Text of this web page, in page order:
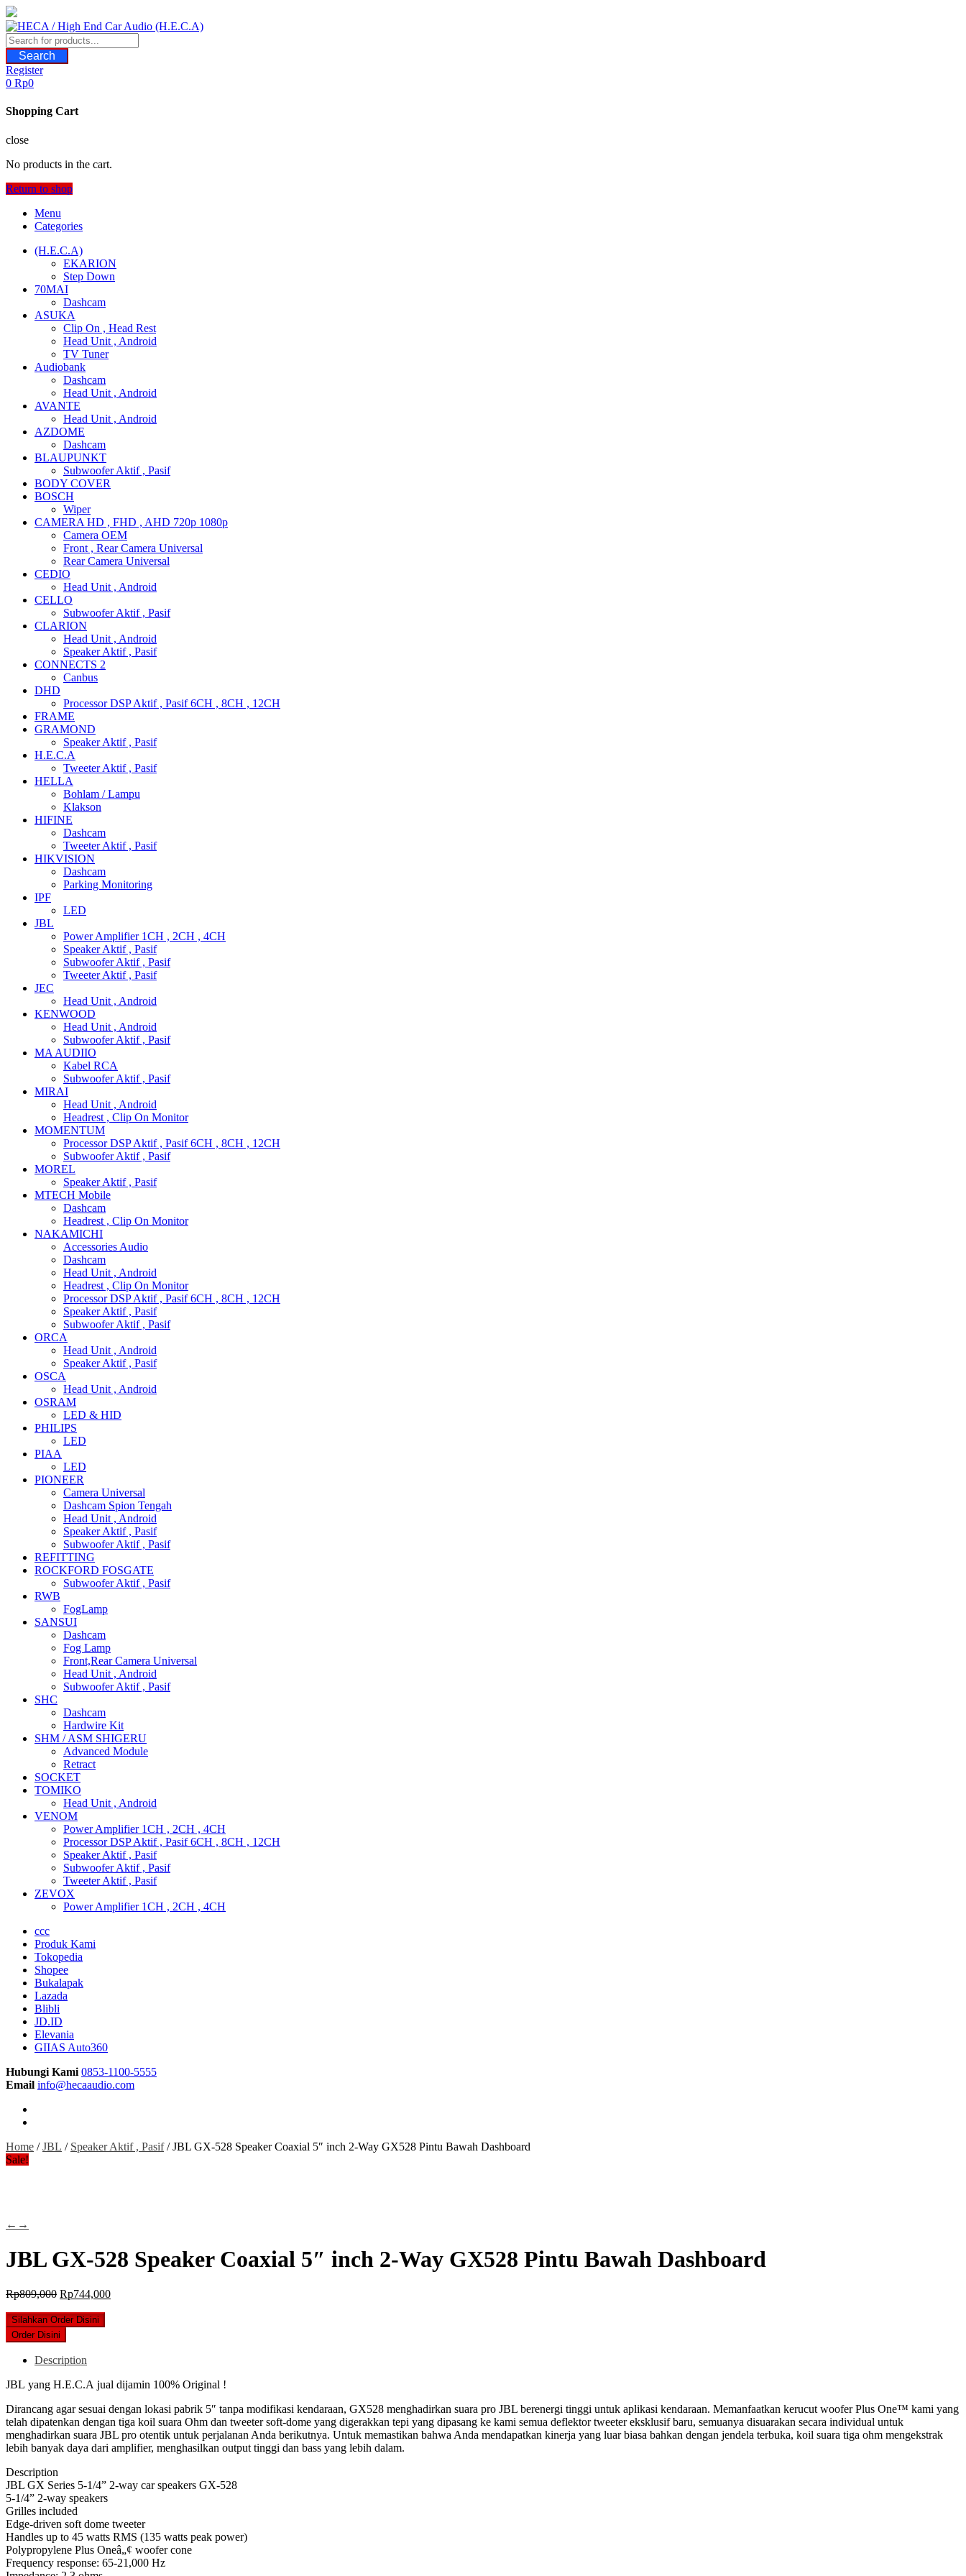
Skip
to
content
Search
Register
0 Rp0
Shopping Cart
close
No products in the cart.
Return to shop
Menu
Categories
(H.E.C.A)
EKARION
Step Down
70MAI
Dashcam
ASUKA
Clip On , Head Rest
Head Unit , Android
TV Tuner
Audiobank
Dashcam
Head Unit , Android
AVANTE
Head Unit , Android
AZDOME
Dashcam
BLAUPUNKT
Subwoofer Aktif , Pasif
BODY COVER
BOSCH
Wiper
CAMERA HD , FHD , AHD 720p 1080p
Camera OEM
Front , Rear Camera Universal
Rear Camera Universal
CEDIO
Head Unit , Android
CELLO
Subwoofer Aktif , Pasif
CLARION
Head Unit , Android
Speaker Aktif , Pasif
CONNECTS 2
Canbus
DHD
Processor DSP Aktif , Pasif 6CH , 8CH , 12CH
FRAME
GRAMOND
Speaker Aktif , Pasif
H.E.C.A
Tweeter Aktif , Pasif
HELLA
Bohlam / Lampu
Klakson
HIFINE
Dashcam
Tweeter Aktif , Pasif
HIKVISION
Dashcam
Parking Monitoring
IPF
LED
JBL
Power Amplifier 1CH , 2CH , 4CH
Speaker Aktif , Pasif
Subwoofer Aktif , Pasif
Tweeter Aktif , Pasif
JEC
Head Unit , Android
KENWOOD
Head Unit , Android
Subwoofer Aktif , Pasif
MA AUDIIO
Kabel RCA
Subwoofer Aktif , Pasif
MIRAI
Head Unit , Android
Headrest , Clip On Monitor
MOMENTUM
Processor DSP Aktif , Pasif 6CH , 8CH , 12CH
Subwoofer Aktif , Pasif
MOREL
Speaker Aktif , Pasif
MTECH Mobile
Dashcam
Headrest , Clip On Monitor
NAKAMICHI
Accessories Audio
Dashcam
Head Unit , Android
Headrest , Clip On Monitor
Processor DSP Aktif , Pasif 6CH , 8CH , 12CH
Speaker Aktif , Pasif
Subwoofer Aktif , Pasif
ORCA
Head Unit , Android
Speaker Aktif , Pasif
OSCA
Head Unit , Android
OSRAM
LED & HID
PHILIPS
LED
PIAA
LED
PIONEER
Camera Universal
Dashcam Spion Tengah
Head Unit , Android
Speaker Aktif , Pasif
Subwoofer Aktif , Pasif
REFITTING
ROCKFORD FOSGATE
Subwoofer Aktif , Pasif
RWB
FogLamp
SANSUI
Dashcam
Fog Lamp
Front,Rear Camera Universal
Head Unit , Android
Subwoofer Aktif , Pasif
SHC
Dashcam
Hardwire Kit
SHM / ASM SHIGERU
Advanced Module
Retract
SOCKET
TOMIKO
Head Unit , Android
VENOM
Power Amplifier 1CH , 2CH , 4CH
Processor DSP Aktif , Pasif 6CH , 8CH , 12CH
Speaker Aktif , Pasif
Subwoofer Aktif , Pasif
Tweeter Aktif , Pasif
ZEVOX
Power Amplifier 1CH , 2CH , 4CH
ccc
Produk Kami
Tokopedia
Shopee
Bukalapak
Lazada
Blibli
JD.ID
Elevania
GIIAS Auto360
Hubungi Kami 0853-1100-5555
Email info@hecaaudio.com
Home /JBL / Speaker Aktif , Pasif/ JBL GX-528 Speaker Coaxial 5″ inch 2-Way GX528 Pintu Bawah Dashboard
Sale!
← →
JBL GX-528 Speaker Coaxial 5″ inch 2-Way GX528 Pintu Bawah Dashboard
Rp809,000 Original
was:
Rp809,000.
Rp744,000Current
Silahkan Order Disini
Order Disini
Description
JBL yang H.E.C.A jual dijamin 100% Original !
Dirancang agar sesuai dengan lokasi pabrik 5″ tanpa modifikasi kendaraan, GX528 menghadirkan suara pro JBL berenergi tinggi untuk aplikasi kendaraan. Memanfaatkan kerucut woofer Plus One™ kami yang
telah dipatenkan dengan tiga koil suara Ohm dan tweeter soft-dome yang digerakkan tepi yang dipasang ke kami semua deflektor tweeter eksklusif baru, semuanya disuarakan secara individual untuk
menghadirkan suara JBL pro otentik untuk perjalanan Anda berikutnya. Untuk memastikan bahwa Anda mendapatkan kinerja yang luar biasa bahkan dengan jendela terbuka, koil suara tiga ohm mengekstrak
lebih banyak daya dari amplifier, menghasilkan output tinggi dan bass yang lebih dalam.
Description
JBL GX Series 5-1/4” 2-way car speakers GX-528
5-1/4” 2-way speakers
Grilles included
Edge-driven soft dome tweeter
Handles up to 45 watts RMS (135 watts peak power)
Polypropylene Plus Oneâ„¢ woofer cone
Frequency response: 65-21,000 Hz